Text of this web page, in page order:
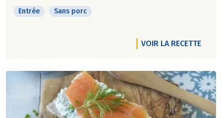
Entrée Sans porc
VOIR LA RECETTE